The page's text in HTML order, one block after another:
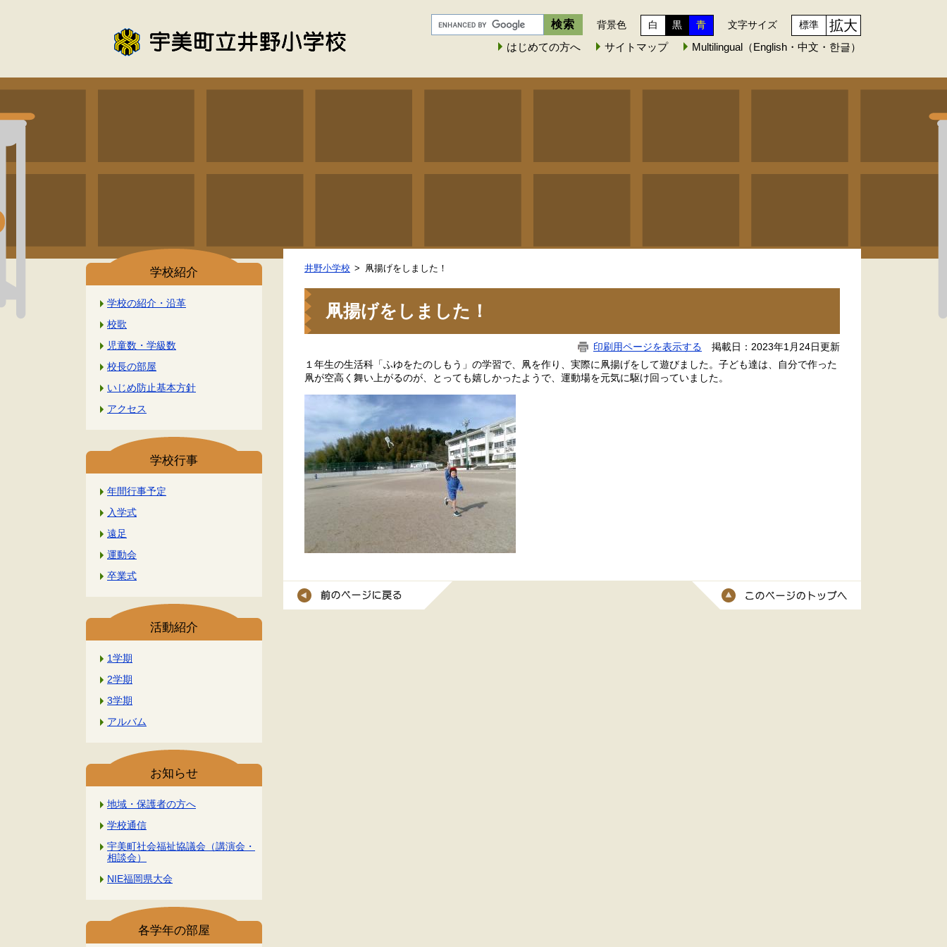
背景色 白 黒 青 文字サイズ 標準 拡大
はじめての方へ サイトマップ Multilingual（English・中文・한글）
学校紹介
学校の紹介・沿革
校歌
児童数・学級数
校長の部屋
いじめ防止基本方針
アクセス
学校行事
年間行事予定
入学式
遠足
運動会
卒業式
活動紹介
1学期
2学期
3学期
アルバム
お知らせ
地域・保護者の方へ
学校通信
宇美町社会福祉協議会（講演会・
相談会）
NIE福岡県大会
各学年の部屋
井野小学校 凧揚げをしました！
凧揚げをしました！
印刷用ページを表示する 掲載日：2023年1月24日更新
１年生の生活科「ふゆをたのしもう」の学習で、凧を作り、実際に凧揚げをして遊びました。子ども達は、自分で作った
凧が空高く舞い上がるのが、とっても嬉しかったようで、運動場を元気に駆け回っていました。